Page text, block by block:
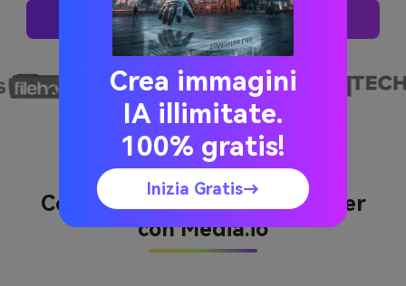
Prova Adesso Questi Suggerimenti
Come creare Lyric Video Maker
con Media.io
Crea immagini
IA illimitate.
100% gratis!
Inizia Gratis→